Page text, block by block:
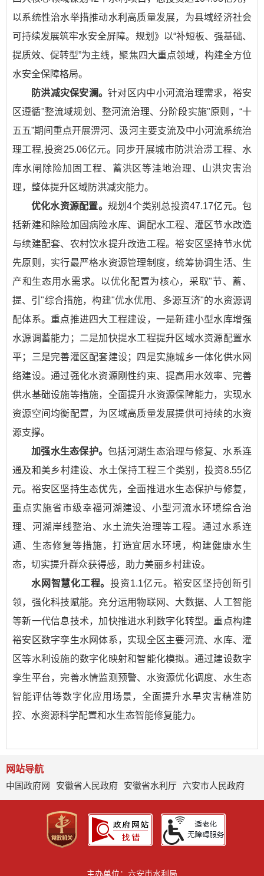
以系统性治水举措推动水利高质量发展，为县域经济社会
可持续发展筑牢水安全屏障。规划》以“补短板、强基础、
提质效、促转型”为主线，聚焦四大重点领域，构建全方位
水安全保障格局。
防洪减灾保安澜。针对区内中小河流治理需求，裕安
区遵循"整流域规划、整河流治理、分阶段实施"原则，“十
五五”期间重点开展淠河、汲河主要支流及中小河流系统治
理工程,投资25.06亿元。同步开展城市防洪治涝工程、水
库水闸除险加固工程、蓄洪区等洼地治理、山洪灾害治
理，整体提升区域防洪减灾能力。
优化水资源配置。 规划4个类别总投资47.17亿元。包
括新建和除险加固病险水库、调配水工程、灌区节水改造
与续建配套、农村饮水提升改造工程。裕安区坚持节水优
先原则，实行最严格水资源管理制度，统筹协调生活、生
产和生态用水需求。以优化配置为核心，采取"节、蓄、
提、引"综合措施，构建"优水优用、多源互济"的水资源调
配体系。重点推进四大工程建设，一是新建小型水库增强
水源调蓄能力；二是加快提水工程提升区域水资源配置水
平；三是完善灌区配套建设；四是实施城乡一体化供水网
络建设。通过强化水资源刚性约束、提高用水效率、完善
供水基础设施等措施，全面提升水资源保障能力，实现水
资源空间均衡配置，为区域高质量发展提供可持续的水资
源支撑。
加强水生态保护。包括河湖生态治理与修复、水系连
通及和美乡村建设、水土保持工程三个类别，投资8.55亿
元。裕安区坚持生态优先，全面推进水生态保护与修复，
重点实施省市级幸福河湖建设、小型河流水环境综合治
理、河湖岸线整治、水土流失治理等工程。通过水系连
通、生态修复等措施，打造宜居水环境，构建健康水生
态，切实提升群众获得感，助力美丽乡村建设。
水网智慧化工程。投资1.1亿元。裕安区坚持创新引
领，强化科技赋能。充分运用物联网、大数据、人工智能
等新一代信息技术，加快推进水利数字化转型。重点构建
裕安区数字孪生水网体系，实现全区主要河流、水库、灌
区等水利设施的数字化映射和智能化模拟。通过建设数字
孪生平台，完善水情监测预警、水资源优化调度、水生态
智能评估等数字化应用场景，全面提升水旱灾害精准防
控、水资源科学配置和水生态智能修复能力。
网站导航
中国政府网
安徽省人民政府 安徽省水利厅 六安市人民政府
主办单位：六安市水利局